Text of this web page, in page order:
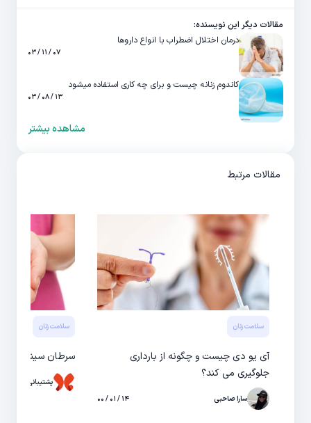
مقالات دیگر این نویسنده:
درمان اختلال اضطراب با انواع داروها
۰۷ / ۱۱ / ۰۳
کاندوم زنانه چیست و برای چه کاری استفاده میشود
۱۳ / ۰۸ / ۰۳
مشاهده بیشتر
مقالات مرتبط
سلامت زنان
آی یو دی چیست و چگونه از بارداری
جلوگیری می کند؟
سارا صاحبی ۱۴ / ۰۱ / ۰۰
سلامت زنان
سرطان سینه /
پشتیبانی حال